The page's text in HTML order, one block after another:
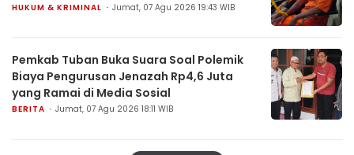
HUKUM & KRIMINAL Jumat, 07 Agu 2026 19:43 WIB
Pemkab Tuban Buka Suara Soal Polemik
Biaya Pengurusan Jenazah Rp4,6 Juta
yang Ramai di Media Sosial
BERITA Jumat, 07 Agu 2026 18:11 WIB